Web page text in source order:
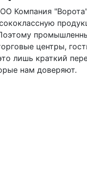
Компания
центры,
лишь краткий
нам доверяют.